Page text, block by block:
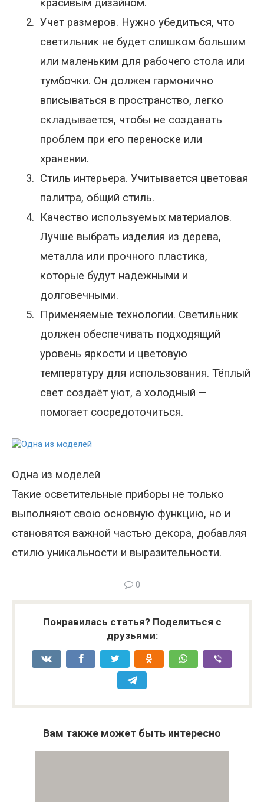
красивым дизайном.
2. Учет размеров. Нужно убедиться, что
светильник не будет слишком большим
или маленьким для рабочего стола или
тумбочки. Он должен гармонично
вписываться в пространство, легко
складывается, чтобы не создавать
проблем при его переноске или
хранении.
3. Стиль интерьера. Учитывается цветовая
палитра, общий стиль.
4. Качество используемых материалов.
Лучше выбрать изделия из дерева,
металла или прочного пластика,
которые будут надежными и
долговечными.
5. Применяемые технологии. Светильник
должен обеспечивать подходящий
уровень яркости и цветовую
температуру для использования. Тёплый
свет создаёт уют, а холодный —
помогает сосредоточиться.
Одна из моделей
Такие осветительные приборы не только
выполняют свою основную функцию, но и
становятся важной частью декора, добавляя
стилю уникальности и выразительности.
0
Понравилась статья? Поделиться с
друзьями:
Вам также может быть интересно